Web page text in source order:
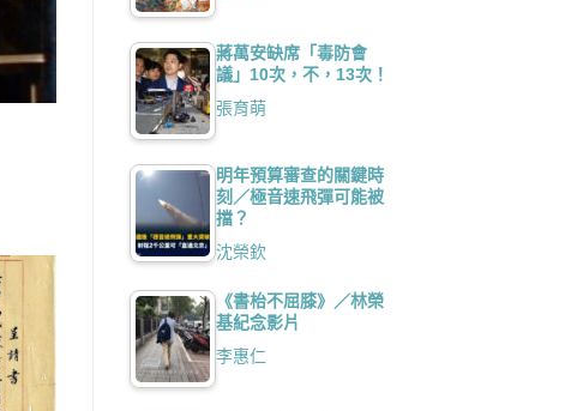
蔣萬安缺席「毒防會
議」10次，不，13次！
張育萌
明年預算審查的關鍵時
刻／極音速飛彈可能被
擋？
沈榮欽
《書枱不屈膝》／林榮
基紀念影片
李惠仁